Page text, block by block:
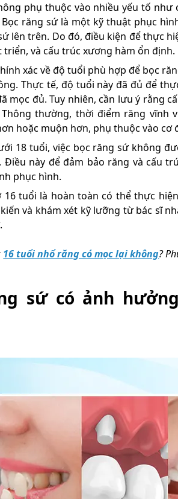
phụ thuộc vào nhiều yếu tố
răng sứ là một kỹ thuật phục
lên trên. Do đó, điều kiện để thực
và cấu trúc xương hàm ổn định.
xác về độ tuổi phù hợp để bọc
Thực tế, độ tuổi này đã đủ để
mọc đủ. Tuy nhiên, cần lưu ý rằng
thường, thời điểm răng vĩnh
hoặc muộn hơn, phụ thuộc vào cơ
18 tuổi, việc bọc răng sứ không
Điều này để đảm bảo răng và cấu
phục hình.
16 tuổi là hoàn toàn có thể thực
và khám xét kỹ lưỡng từ bác sĩ
16 tuổi nhổ răng có mọc lại không?
sứ có ảnh